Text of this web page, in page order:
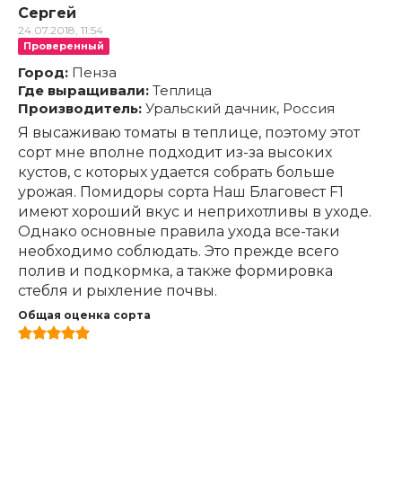
Сергей
24.07.2018, 11:54
Проверенный
Город: Пенза
Где выращивали: Теплица
Производитель: Уральский дачник, Россия
Я высаживаю томаты в теплице, поэтому этот
сорт мне вполне подходит из-за высоких
кустов, с которых удается собрать больше
урожая. Помидоры сорта Наш Благовест F1
имеют хороший вкус и неприхотливы в уходе.
Однако основные правила ухода все-таки
необходимо соблюдать. Это прежде всего
полив и подкормка, а также формировка
стебля и рыхление почвы.
Общая оценка сорта